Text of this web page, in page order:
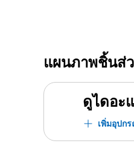
แผนภาพชิ้นส่
ดูไดอะ
เพิ่มอุปก